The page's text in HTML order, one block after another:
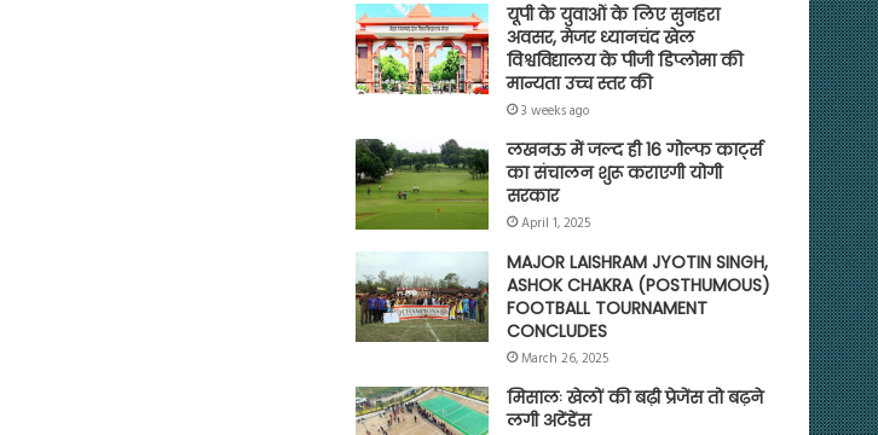
यूपी के युवाओं के लिए सुनहरा
अवसर, मेजर ध्यानचंद खेल
विश्वविद्यालय के पीजी डिप्लोमा की
मान्यता उच्च स्तर की
3 weeks ago
लखनऊ में जल्द ही 16 गोल्फ कार्ट्स
का संचालन शुरू कराएगी योगी
सरकार
April 1, 2025
MAJOR LAISHRAM JYOTIN SINGH,
ASHOK CHAKRA (POSTHUMOUS)
FOOTBALL TOURNAMENT
CONCLUDES
March 26, 2025
मिसालः खेलों की बढ़ी प्रेजेंस तो बढ़ने
लगी अटेंडेंस